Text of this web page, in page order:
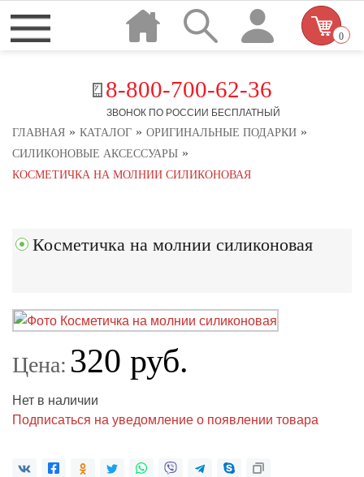
8-800-700-62-36
ЗВОНОК ПО РОССИИ БЕСПЛАТНЫЙ
0
ГЛАВНАЯ » КАТАЛОГ » ОРИГИНАЛЬНЫЕ ПОДАРКИ »
СИЛИКОНОВЫЕ АКСЕССУАРЫ »
КОСМЕТИЧКА НА МОЛНИИ СИЛИКОНОВАЯ
Косметичка на молнии силиконовая
Цена: 320 руб.
Нет в наличии
Подписаться на уведомление о появлении товара